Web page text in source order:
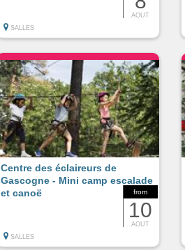
AOUT
SALLES
from
10
AOUT
Centre des éclaireurs de
Gascogne - Mini camp escalade
et canoë
SALLES